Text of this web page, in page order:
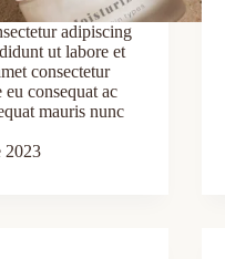
adipiscing
ut labore et
consectetur
consequat ac
mauris nunc
2023